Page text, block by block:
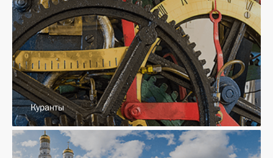
Куранты